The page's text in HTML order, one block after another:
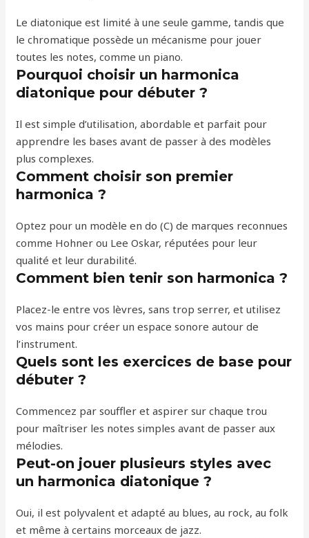
Le diatonique est limité à une seule gamme, tandis que
le chromatique possède un mécanisme pour jouer
toutes les notes, comme un piano.
Pourquoi choisir un harmonica
diatonique pour débuter ?
Il est simple d’utilisation, abordable et parfait pour
apprendre les bases avant de passer à des modèles
plus complexes.
Comment choisir son premier
harmonica ?
Optez pour un modèle en do (C) de marques reconnues
comme Hohner ou Lee Oskar, réputées pour leur
qualité et leur durabilité.
Comment bien tenir son harmonica ?
Placez-le entre vos lèvres, sans trop serrer, et utilisez
vos mains pour créer un espace sonore autour de
l’instrument.
Quels sont les exercices de base pour
débuter ?
Commencez par souffler et aspirer sur chaque trou
pour maîtriser les notes simples avant de passer aux
mélodies.
Peut-on jouer plusieurs styles avec
un harmonica diatonique ?
Oui, il est polyvalent et adapté au blues, au rock, au folk
et même à certains morceaux de jazz.